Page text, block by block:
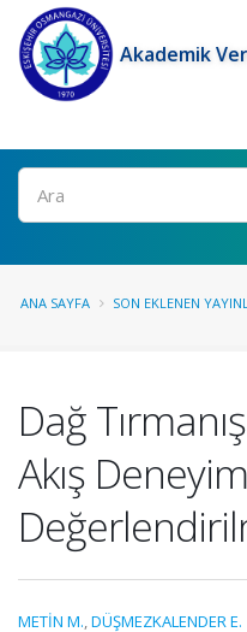
Akademik
Ara
ANA SAYFA SON EKLENEN
Dağ
Akış
METİN M.,DÜŞMEZKALENDER E.